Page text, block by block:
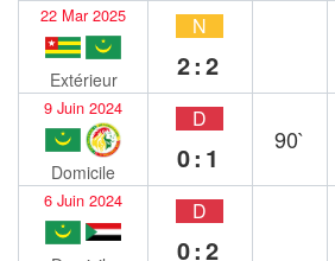
22 Mar 2025
Extérieur
N
2:2
9 Juin 2024
Domicile
D
0:1
90`
6 Juin 2024 D
0:2